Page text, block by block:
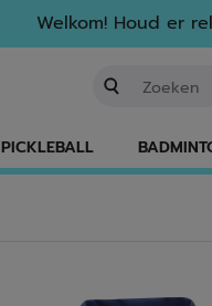
Welkom! Houd er
PICKLEBALL